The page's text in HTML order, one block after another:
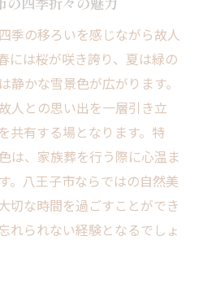
感動的なセレモニー
残る別れの時間
が提供する新しい価値
々の希望に応じた葬儀の
した家族葬の選び方
葬の選択ポイント
モニースタイルの提案
季の移ろいを感じながら故人
には桜が咲き誇り、夏は緑の
静かな雪景色が広がります。
人との思い出を一層引き立
共有する場となります。特
は、家族葬を行う際に心温ま
。八王子市ならではの自然美
切な時間を過ごすことができ
れられない経験となるでしょ